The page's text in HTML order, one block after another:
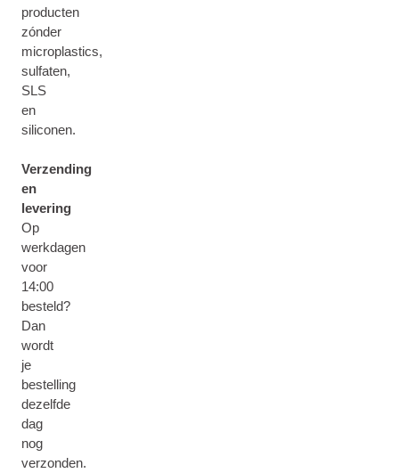
producten
zónder
microplastics,
sulfaten,
SLS
en
siliconen.
Verzending
en
levering
Op
werkdagen
voor
14:00
besteld?
Dan
wordt
je
bestelling
dezelfde
dag
nog
verzonden.